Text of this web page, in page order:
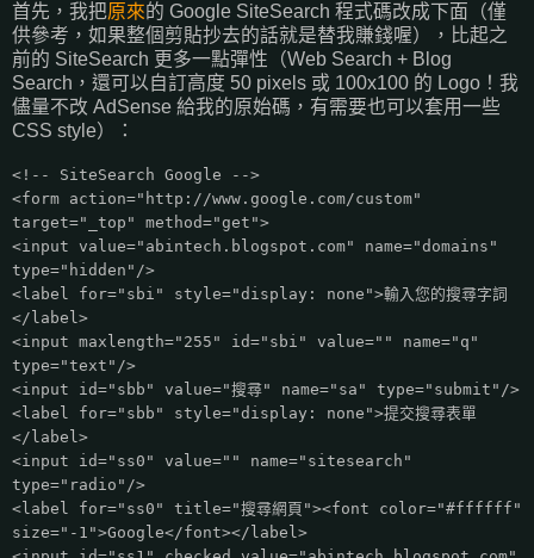
首先，我把原來的 Google SiteSearch 程式碼改成下面（僅
供參考，如果整個剪貼抄去的話就是替我賺錢喔），比起之
前的 SiteSearch 更多一點彈性（Web Search + Blog
Search，還可以自訂高度 50 pixels 或 100x100 的 Logo！我
儘量不改 AdSense 給我的原始碼，有需要也可以套用一些
CSS style）：
<!-- SiteSearch Google -->
<form action="http://www.google.com/custom"
target="_top" method="get">
<input value="abintech.blogspot.com" name="domains"
type="hidden"/>
<label for="sbi" style="display: none">輸入您的搜尋字詞
</label>
<input maxlength="255" id="sbi" value="" name="q"
type="text"/>
<input id="sbb" value="搜尋" name="sa" type="submit"/>
<label for="sbb" style="display: none">提交搜尋表單
</label>
<input id="ss0" value="" name="sitesearch"
type="radio"/>
<label for="ss0" title="搜尋網頁"><font color="#ffffff"
size="-1">Google</font></label>